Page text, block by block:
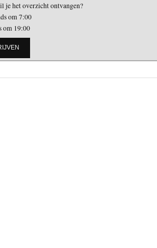
je het overzicht ontvangen?
om 7:00
om 19:00